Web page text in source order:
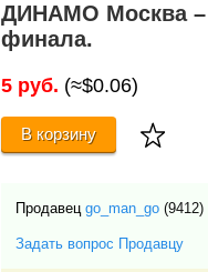
ДИНАМО Москва –
финала.
5 руб. (≈$0.06)
В корзину
Продавец go_man_go (9412)
Задать вопрос Продавцу